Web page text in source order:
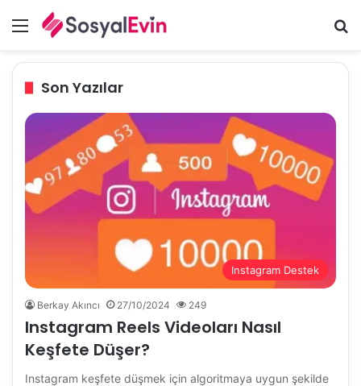
Menü
Son Yazılar
Instagram Destek
Berkay Akıncı 27/10/2024 249
Instagram Reels Videoları Nasıl
Keşfete Düşer?
Instagram keşfete düşmek için algoritmaya uygun şekilde